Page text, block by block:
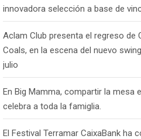
innovadora selección a base de
Aclam Club presenta el regreso de
Coals, en la escena del nuevo
julio
En Big Mamma, compartir la mesa
celebra a toda la famiglia.
El Festival Terramar CaixaBank ha